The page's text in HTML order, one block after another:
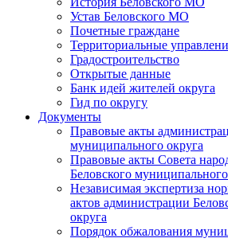
Устав Беловского МО
Почетные граждане
Территориальные
Градостроительство
Открытые данные
Банк идей жителей округа
Гид по округу
Документы
Правовые акты
муниципального округа
Правовые акты Совета
Беловского
Независимая экспертиза
актов администрации
округа
Порядок обжалования